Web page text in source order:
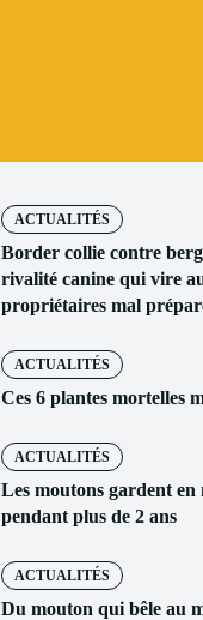
ACTUALITÉS
Border collie contre
rivalité canine qui vire
propriétaires mal
ACTUALITÉS
Ces 6 plantes mortelles
ACTUALITÉS
Les moutons gardent en
pendant plus de 2 ans
ACTUALITÉS
Du mouton qui bêle au